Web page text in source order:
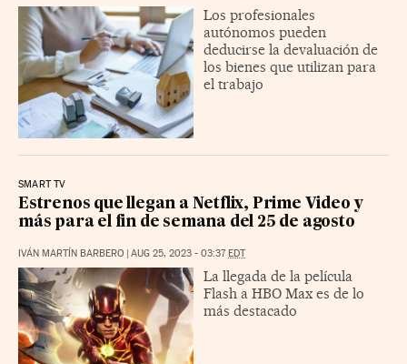
Los profesionales
autónomos pueden
deducirse la devaluación de
los bienes que utilizan para
el trabajo
SMART TV
Estrenos que llegan a Netflix, Prime Video y
más para el fin de semana del 25 de agosto
IVÁN MARTÍN BARBERO AUG 25, 2023 - 03:37 EDT
La llegada de la película
Flash a HBO Max es de lo
más destacado